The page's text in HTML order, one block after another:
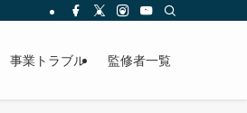
事業トラブル 監修者一覧